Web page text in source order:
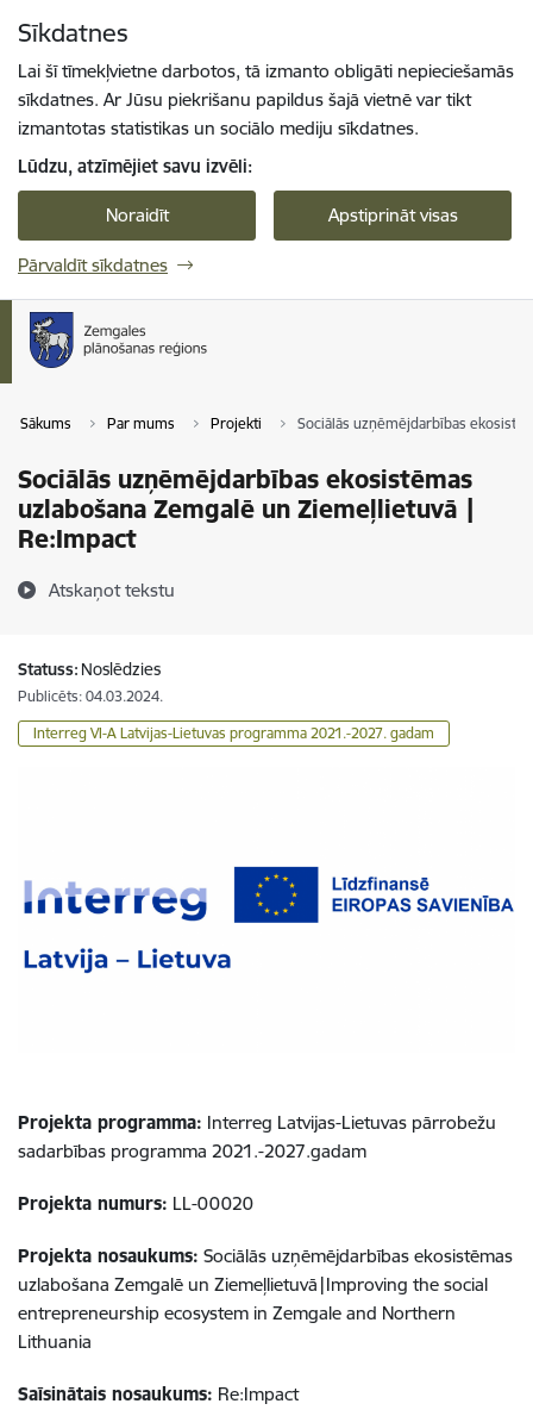
Sīkdatnes
Lai šī tīmekļvietne darbotos, tā izmanto obligāti nepieciešamās
sīkdatnes. Ar Jūsu piekrišanu papildus šajā vietnē var tikt
izmantotas statistikas un sociālo mediju sīkdatnes.
Lūdzu, atzīmējiet savu izvēli:
Noraidīt Apstiprināt visas
Pārvaldīt sīkdatnes
Sākums Par mums Projekti Sociālās uzņēmējdarbības
Sociālās uzņēmējdarbības ekosistēmas
uzlabošana Zemgalē un Ziemeļlietuvā |
Re:Impact
Atskaņot tekstu
Statuss: Noslēdzies
Publicēts: 04.03.2024.
Interreg VI-A Latvijas-Lietuvas programma 2021.-2027. gadam
Projekta programma: Interreg Latvijas-Lietuvas pārrobežu
sadarbības programma 2021.-2027.gadam
Projekta numurs: LL-00020
Projekta nosaukums: Sociālās uzņēmējdarbības ekosistēmas
uzlabošana Zemgalē un Ziemeļlietuvā|Improving the social
entrepreneurship ecosystem in Zemgale and Northern
Lithuania
Saīsinātais nosaukums: Re:Impact